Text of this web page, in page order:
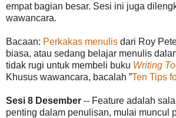
empat bagian besar. Sesi ini juga
wawancara.
Bacaan: Perkakas menulis dari Roy
biasa, atau sedang belajar menulis
tidak rugi untuk membeli buku Writing
Khusus wawancara, bacalah ”Ten Tips
Sesi 8 Desember -- Feature adalah
penting dalam penulisan, mulai muncul